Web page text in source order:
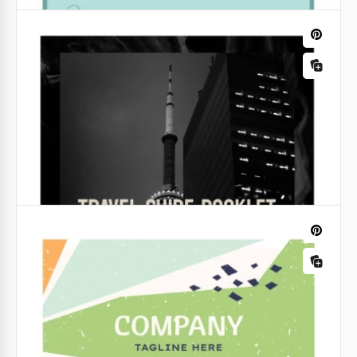
Semplice volantino di promozione
Siamo lieti di presentarvi il nostro nuovo volantino
pubblicitario progettato dal nostro designer. Il
design elegante del layout è una garanzia di
successo per la vostra attività.
Elenco & Liste di controllo
Lista di controllo verde pastello